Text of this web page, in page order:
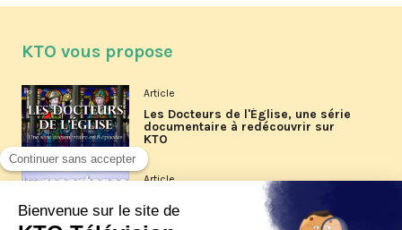
KTO vous propose
Article
Les Docteurs de l'Église, une série
documentaire à redécouvrir sur
KTO
Article
Les reportages d'été 2026 de KTO